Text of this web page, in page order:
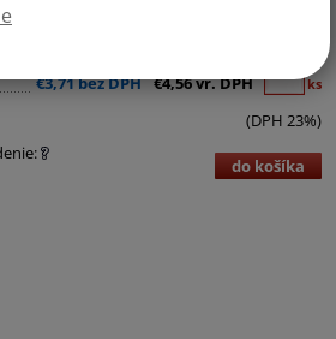
hodvábu Satinette o hmotnosti
€3,71 bez DPH €4,56 vr. DPH ks
(DPH 23%)
do košíka